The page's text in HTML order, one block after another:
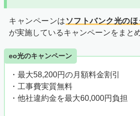
キャンペーンは ソフトバンク光の
が実施しているキャンペーンをまと
eo光のキャンペーン
・最大58,200円の月額料金割引
・工事費実質無料
・他社違約金を最大60,000円負担